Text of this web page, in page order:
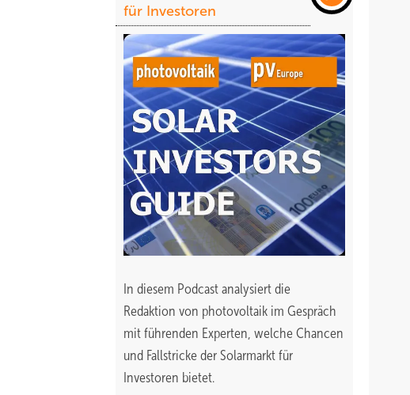
für Investoren
In diesem Podcast analysiert die
Redaktion von photovoltaik im Gespräch
mit führenden Experten, welche Chancen
und Fallstricke der Solarmarkt für
Investoren bietet.